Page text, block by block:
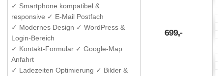
✓ Smartphone kompatibel &
responsive ✓ E-Mail Postfach
✓ Modernes Design ✓ WordPress &
Login-Bereich
✓ Kontakt-Formular ✓ Google-Map
Anfahrt
✓ Ladezeiten Optimierung ✓ Bilder &
699,-